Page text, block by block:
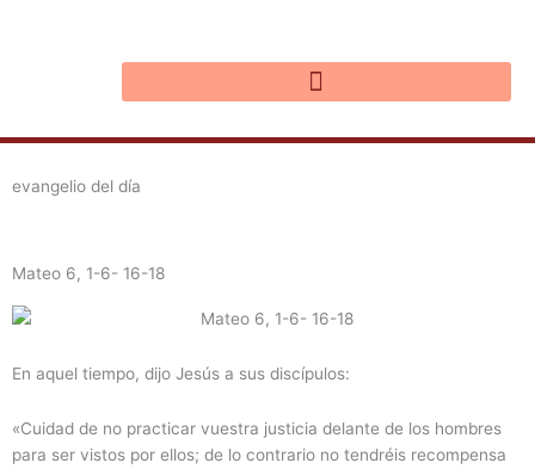
evangelio del día
Mateo 6, 1-6- 16-18
En aquel tiempo, dijo Jesús a sus discípulos:
«Cuidad de no practicar vuestra justicia delante de los hombres
para ser vistos por ellos; de lo contrario no tendréis recompensa